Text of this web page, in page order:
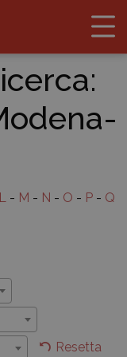
L - M - N - O - P - Q
Resetta